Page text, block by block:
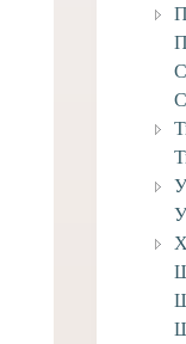
Литература
повторяем
17 мая,